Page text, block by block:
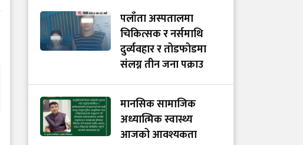
पलाँता अस्पतालमा
चिकित्सक र नर्समाथि
दुर्व्यवहार र तोडफोडमा
संलग्न तीन जना पक्राउ
मानसिक सामाजिक
अध्यात्मिक स्वास्थ्य
आजको आवश्यकता